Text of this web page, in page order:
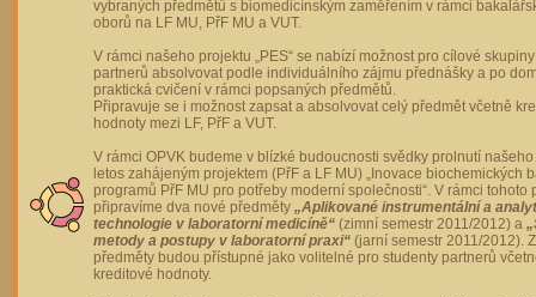
vybraných předmětů s biomedicínským zaměřením v rámci
oborů na LF MU, PřF MU a VUT.
V rámci našeho projektu „PES“ se nabízí možnost pro cílové
partnerů absolvovat podle individuálního zájmu přednášky a po
praktická cvičení v rámci popsaných předmětů.
Připravuje se i možnost zapsat a absolvovat celý předmět včetně
hodnoty mezi LF, PřF a VUT.
V rámci OPVK budeme v blízké budoucnosti svědky prolnutí
letos zahájeným projektem (PřF a LF MU) „Inovace biochemických
programů PřF MU pro potřeby moderní společnosti“. V rámci tohoto
připravíme dva nové předměty „Aplikované instrumentální a
technologie v laboratorní medicíně“ (zimní semestr 2011/2012) a
metody a postupy v laboratorní praxi“ (jarní semestr 2011/2012).
předměty budou přístupné jako volitelné pro studenty partnerů
kreditové hodnoty.